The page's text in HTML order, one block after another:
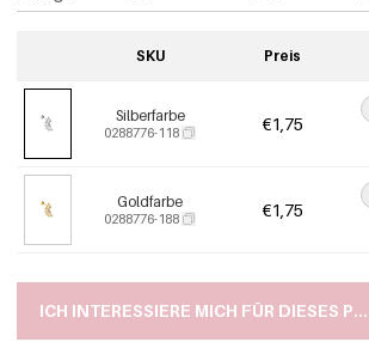
SKU Preis
Silberfarbe
0288776-118 €1,75
Goldfarbe
0288776-188 €1,75
ICH INTERESSIERE MICH FÜR DIESES